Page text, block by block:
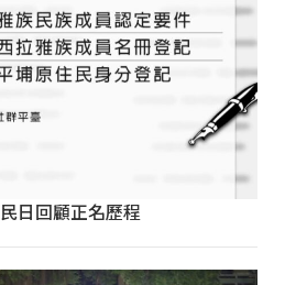
日回顧正名歷程